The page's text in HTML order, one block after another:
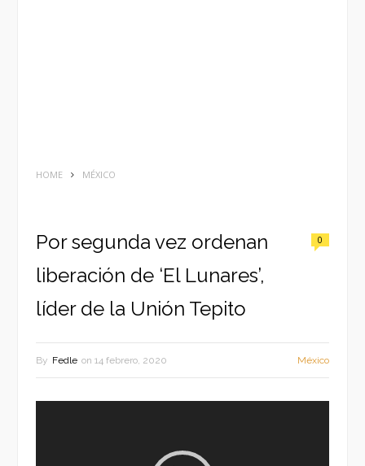
HOME MÉXICO
Por segunda vez ordenan
liberación de ‘El Lunares’,
líder de la Unión Tepito
0
By Fedle on 14 febrero, 2020 México